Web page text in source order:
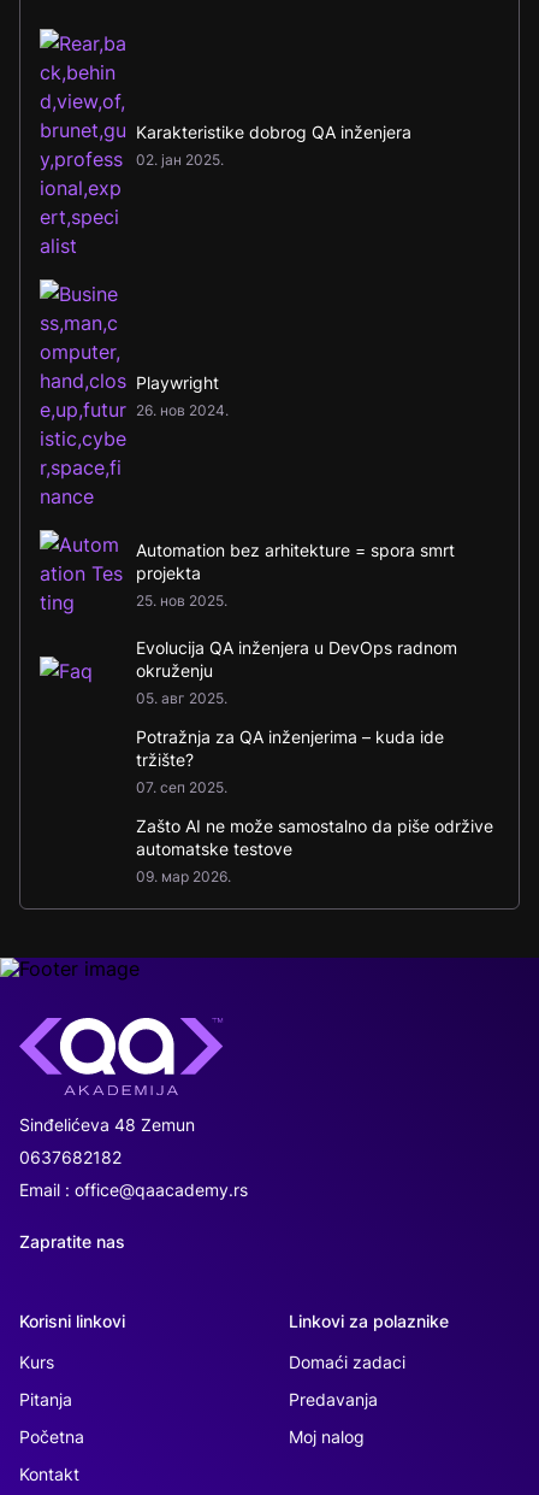
Karakteristike dobrog QA inženjera
02. јан 2025.
Playwright
26. нов 2024.
Automation bez arhitekture = spora smrt
projekta
25. нов 2025.
Evolucija QA inženjera u DevOps radnom
okruženju
05. авг 2025.
Potražnja za QA inženjerima – kuda ide
tržište?
07. сеп 2025.
Zašto AI ne može samostalno da piše održive
automatske testove
09. мар 2026.
Sinđelićeva 48 Zemun
0637682182
Email : office@qaacademy.rs
Zapratite nas
Korisni linkovi
Kurs
Pitanja
Početna
Kontakt
Linkovi za polaznike
Domaći zadaci
Predavanja
Moj nalog